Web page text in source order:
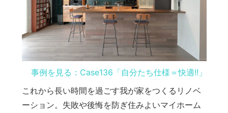
事例を見る：Case136「自分たち仕様＝快適!!」
これから長い時間を過ごす我が家をつくるリノベ
ーション。失敗や後悔を防ぎ住みよいマイホーム